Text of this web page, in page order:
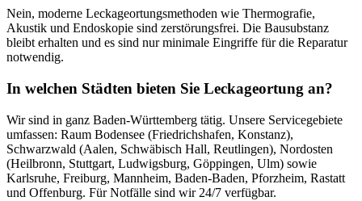
Nein, moderne Leckageortungsmethoden wie Thermografie,
Akustik und Endoskopie sind zerstörungsfrei. Die Bausubstanz
bleibt erhalten und es sind nur minimale Eingriffe für die Reparatur
notwendig.
In welchen Städten bieten Sie Leckageortung an?
Wir sind in ganz Baden-Württemberg tätig. Unsere Servicegebiete
umfassen: Raum Bodensee (Friedrichshafen, Konstanz),
Schwarzwald (Aalen, Schwäbisch Hall, Reutlingen), Nordosten
(Heilbronn, Stuttgart, Ludwigsburg, Göppingen, Ulm) sowie
Karlsruhe, Freiburg, Mannheim, Baden-Baden, Pforzheim, Rastatt
und Offenburg. Für Notfälle sind wir 24/7 verfügbar.